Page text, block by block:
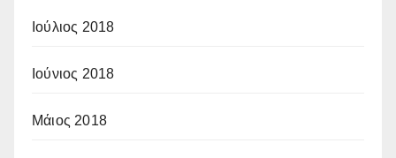
Ιούλιος 2018
Ιούνιος 2018
Μάιος 2018